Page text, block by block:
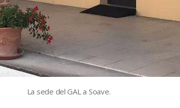
La sede del GAL a Soave.